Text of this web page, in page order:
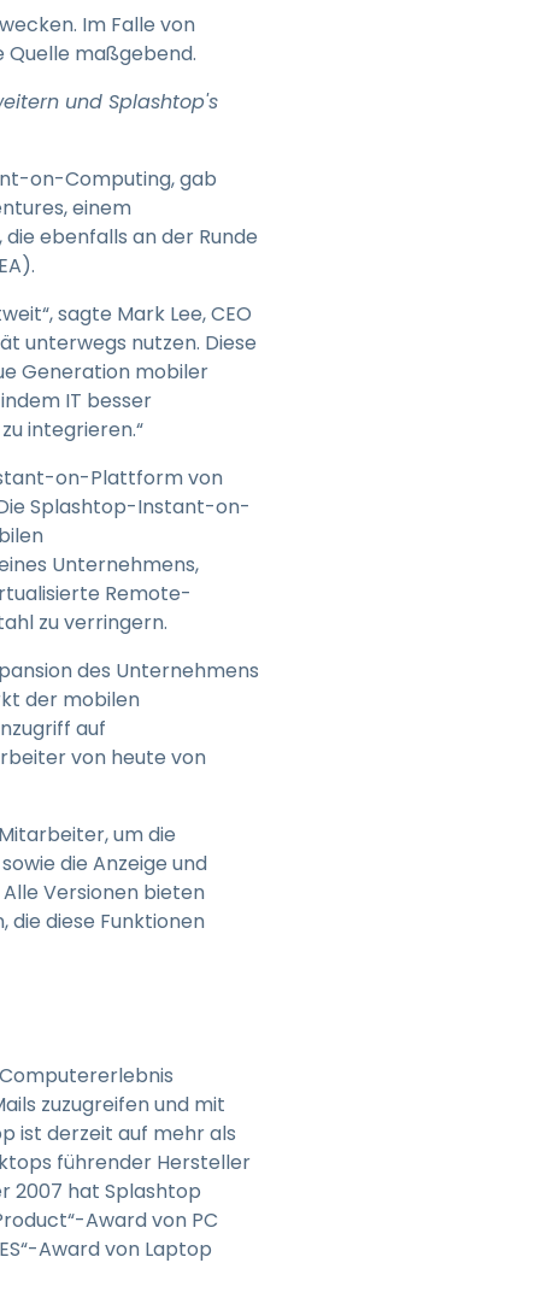
entdecken
日本語
한국어
ภาษาไทย
Im Falle von
Quelle maßgebend.
und Splashtop's
on-Computing, gab
einem
ebenfalls an der Runde
sagte Mark Lee, CEO
unterwegs nutzen. Diese
Generation mobiler
IT besser
integrieren.“
on-Plattform von
Splashtop-Instant-on-
Unternehmens,
Remote-
zu verringern.
des Unternehmens
der mobilen
auf
von heute von
um die
die Anzeige und
Versionen bieten
die diese Funktionen
zuzugreifen und mit
ist derzeit auf mehr als
führender Hersteller
2007 hat Splashtop
Award von PC
Award von Laptop